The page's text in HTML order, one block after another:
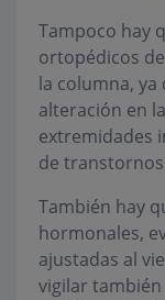
Tampoco hay
ortopédicos
la columna,
alteración en
extremidades
de
También hay
hormonales,
ajustadas al
vigilar